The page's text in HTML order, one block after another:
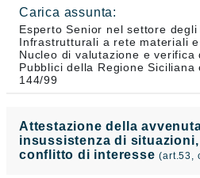
Carica assunta:
Esperto Senior nel settore
Infrastrutturali a rete materiali
Nucleo di valutazione e verifica
Pubblici della Regione
144/99
Attestazione della
insussistenza di
conflitto di interesse(art.53,